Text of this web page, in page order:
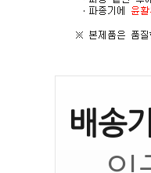
배송